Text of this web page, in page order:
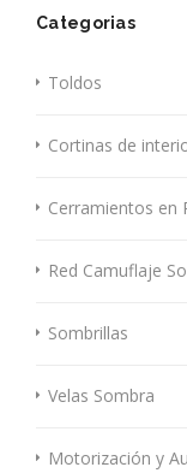
Categorias
Toldos
Cortinas de
Cerramientos en
Red Camuflaje
Sombrillas
Velas Sombra
Motorización y